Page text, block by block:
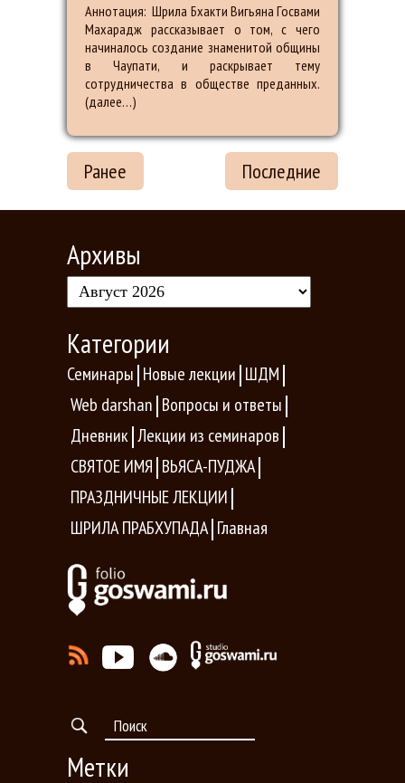
Аннотация: Шрила Бхакти Вигьяна Госвами
Махарадж рассказывает о том, с чего
начиналось создание знаменитой общины
в Чаупати, и раскрывает тему
сотрудничества в обществе преданных.
(далее…)
Последние
Ранее
Архивы
Категории
Семинары Новые лекции ШДМ
Web darshan Вопросы и ответы
Дневник Лекции из семинаров
СВЯТОЕ ИМЯ ВЬЯСА-ПУДЖА
ПРАЗДНИЧНЫЕ ЛЕКЦИИ
ШРИЛА ПРАБХУПАДА Главная
Метки